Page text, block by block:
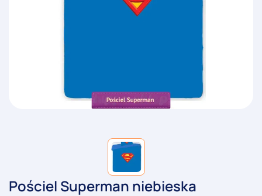
Pościel Superman niebieska